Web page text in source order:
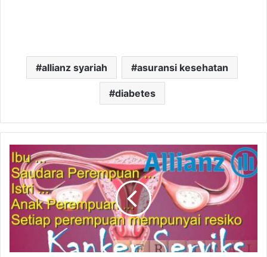
allianz syariah asuransi kesehatan
diabetes